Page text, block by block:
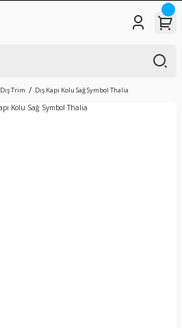
Dış Trim Dış Kapı Kolu Sağ Symbol Thalia